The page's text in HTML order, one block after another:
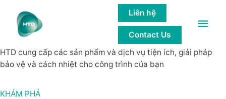
Main
Liên hệ
Contact Us
GIẢI PHÁP của các công trình bền
vững
HTD cung cấp các sản phẩm và dịch vụ tiện ích, giải pháp
bảo vệ và cách nhiệt cho công trình của bạn
KHÁM PHÁ